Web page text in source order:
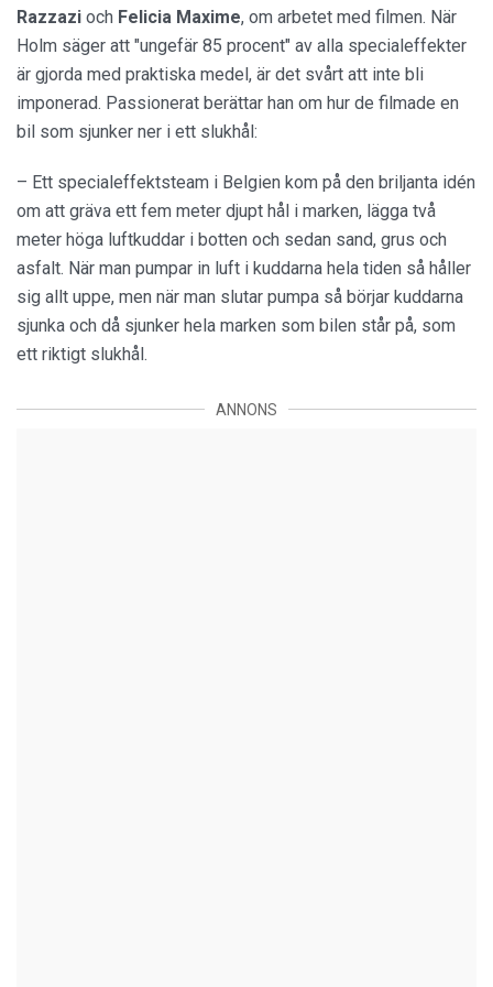
Razzazi och Felicia Maxime, om arbetet med filmen. När
Holm säger att "ungefär 85 procent" av alla specialeffekter
är gjorda med praktiska medel, är det svårt att inte bli
imponerad. Passionerat berättar han om hur de filmade en
bil som sjunker ner i ett slukhål:
– Ett specialeffektsteam i Belgien kom på den briljanta idén
om att gräva ett fem meter djupt hål i marken, lägga två
meter höga luftkuddar i botten och sedan sand, grus och
asfalt. När man pumpar in luft i kuddarna hela tiden så håller
sig allt uppe, men när man slutar pumpa så börjar kuddarna
sjunka och då sjunker hela marken som bilen står på, som
ett riktigt slukhål.
ANNONS